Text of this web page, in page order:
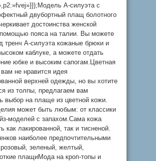
А-силуэта с
двубортный плащ болотного
достоинства женской
пояса на талии. Вы можете
тренч А-силуэта кожаные брюки и
каблуке, а можете отдать
юбке и высоким сапогам.Цветная
не нравится идея
верхней одежды, но вы хотите
из толпы, предлагаем вам
выбор на плаще из цветной кожи.
может быть любым: от классики
моделей с запахом.Сама кожа
как лакированной, так и тисненой.
наиболее предпочтительными
зеленый, желтый,
плащиМода на кроп-топы и